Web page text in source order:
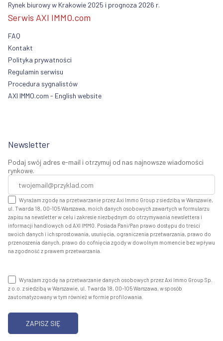
Rynek biurowy w Krakowie 2025 i prognoza 2026 r.
Serwis AXI IMMO.com
FAQ
Kontakt
Polityka prywatności
Regulamin serwisu
Procedura sygnalistów
AXI IMMO.com - English website
Newsletter
Podaj swój adres e-mail i otrzymuj od nas najnowsze wiadomości
rynkowe.
Wyrażam zgodę na przetwarzanie przez Axi Immo Group z siedzibą w Warszawie,
ul. Twarda 18, 00-105 Warszawa, moich danych osobowych zawartych w formularzu
zapisu na newsletter w celu i zakresie niezbędnym do otrzymywania newslettera i
informacji handlowych od AXI IMMO. Posiada Pani/Pan prawo dostępu do treści
swoich danych i ich sprostowania, usunięcia, ograniczenia przetwarzania, prawo do
przenoszenia danych, prawo do cofnięcia zgody w dowolnym momencie bez wpływu
na zgodność z prawem przetwarzania.
Wyrażam zgodę na przetwarzanie danych osobowych przez Axi Immo Group Sp.
z o.o. z siedzibą w Warszawie, ul. Twarda 18, 00-105 Warszawa, w sposób
zautomatyzowany w tym również w formie profilowania.